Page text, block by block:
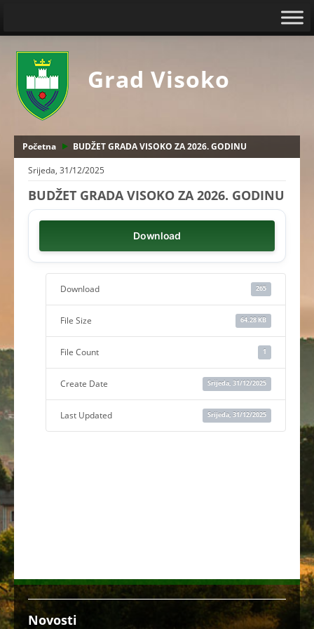
Grad Visoko
Početna
BUDŽET GRADA VISOKO ZA 2026. GODINU
Srijeda, 31/12/2025
BUDŽET GRADA VISOKO ZA 2026. GODINU
Download
Download 265
File Size 64.28 KB
File Count 1
Create Date Srijeda, 31/12/2025
Last Updated Srijeda, 31/12/2025
Novosti